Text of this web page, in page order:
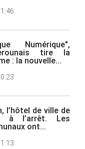
Numérique",
tire la
: la nouvelle...
l’hôtel de ville de
à l’arrêt. Les
ont...